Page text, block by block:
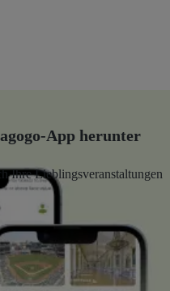
App herunter
Ihre Lieblingsveranstaltungen